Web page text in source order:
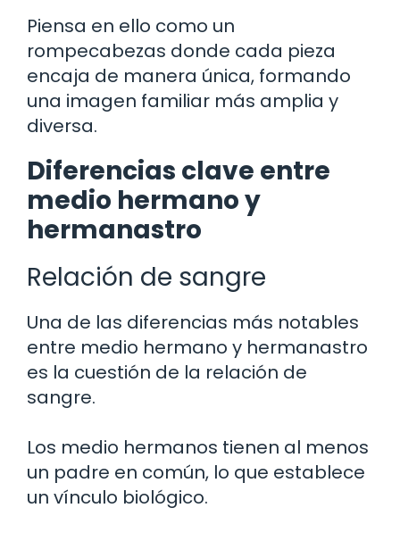
Piensa en ello como un
rompecabezas donde cada pieza
encaja de manera única, formando
una imagen familiar más amplia y
diversa.
Diferencias clave entre
medio hermano y
hermanastro
Relación de sangre
Una de las diferencias más notables
entre medio hermano y hermanastro
es la cuestión de la relación de
sangre.
Los medio hermanos tienen al menos
un padre en común, lo que establece
un vínculo biológico.